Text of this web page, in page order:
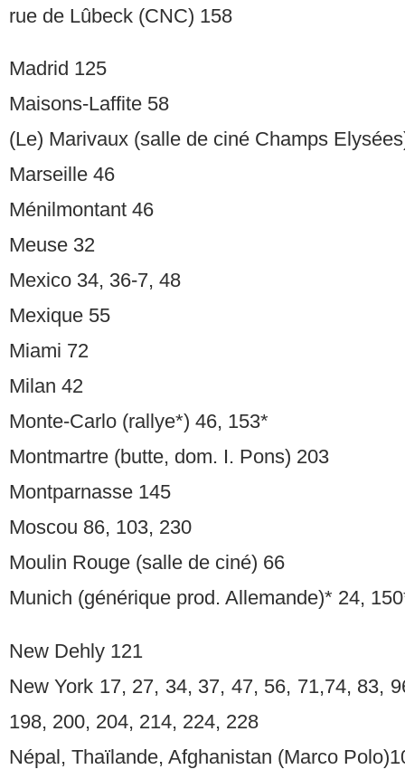
rue de Lûbeck (CNC) 158
Madrid 125
Maisons-Laffite 58
(Le) Marivaux (salle de ciné Champs
Marseille 46
Ménilmontant 46
Meuse 32
Mexico 34, 36-7, 48
Mexique 55
Miami 72
Milan 42
Monte-Carlo (rallye*) 46, 153*
Montmartre (butte, dom. I. Pons) 203
Montparnasse 145
Moscou 86, 103, 230
Moulin Rouge (salle de ciné) 66
Munich (générique prod. Allemande)* 24,
New Dehly 121
New York 17, 27, 34, 37, 47, 56, 71,74, 83,
198, 200, 204, 214, 224, 228
Népal, Thaïlande, Afghanistan (Marco